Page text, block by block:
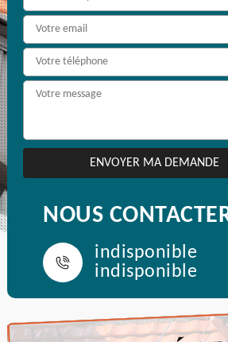
NOUS
indisponible
indisponible